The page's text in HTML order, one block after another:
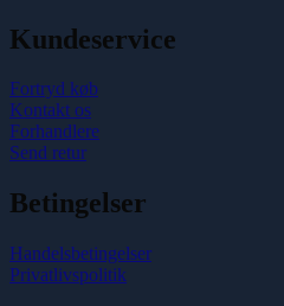
Kundeservice
Fortryd køb
Kontakt os
Forhandlere
Send retur
Betingelser
Handelsbetingelser
Privatlivspolitik